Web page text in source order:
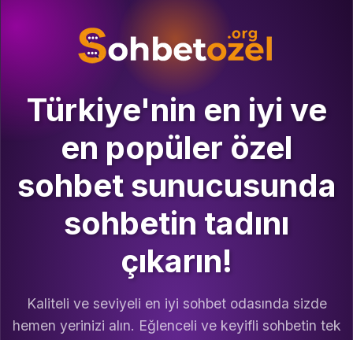
Türkiye'nin en iyi ve
en popüler özel
sohbet sunucusunda
sohbetin tadını
çıkarın!
Kaliteli ve seviyeli en iyi sohbet odasında sizde
hemen yerinizi alın. Eğlenceli ve keyifli sohbetin tek